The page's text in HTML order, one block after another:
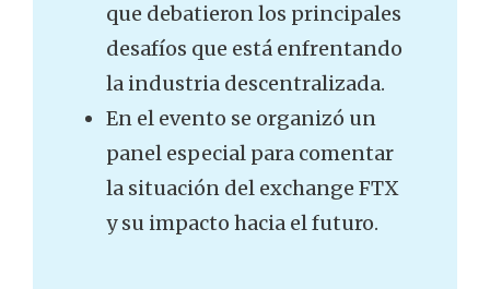
que debatieron los principales
desafíos que está enfrentando
la industria descentralizada.
En el evento se organizó un
panel especial para comentar
la situación del exchange FTX
y su impacto hacia el futuro.